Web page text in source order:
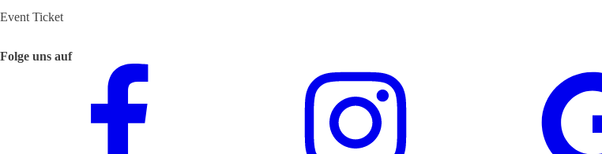
Event Ticket
Folge uns auf